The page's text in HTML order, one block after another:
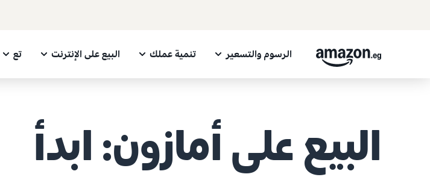
الرسوم والتسعير تنمية عملك البيع على الإنترنت تع
البيع على أمازون: ابدأ